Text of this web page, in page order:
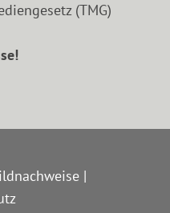
(TMG)
|